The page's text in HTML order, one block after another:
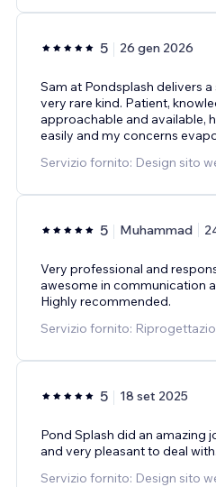
5 26 gen 2026
Sam at Pondsplash delivers
very rare kind. Patient,
approachable and available,
easily and my concerns
Servizio fornito: Design sito
5 Muhammad
Very professional and
awesome in communication
Highly recommended.
Servizio fornito:
5 18 set 2025
Pond Splash did an amazing
and very pleasant to deal with.
Servizio fornito: Design sito